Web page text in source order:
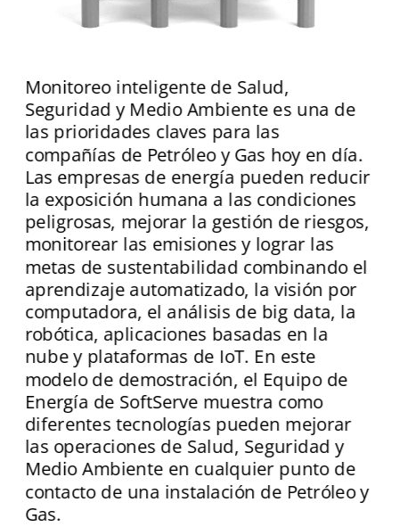
Monitoreo inteligente de Salud,
Seguridad y Medio Ambiente es una de
las prioridades claves para las
compañías de Petróleo y Gas hoy en día.
Las empresas de energía pueden reducir
la exposición humana a las condiciones
peligrosas, mejorar la gestión de riesgos,
monitorear las emisiones y lograr las
metas de sustentabilidad combinando el
aprendizaje automatizado, la visión por
computadora, el análisis de big data, la
robótica, aplicaciones basadas en la
nube y plataformas de IoT. En este
modelo de demostración, el Equipo de
Energía de SoftServe muestra como
diferentes tecnologías pueden mejorar
las operaciones de Salud, Seguridad y
Medio Ambiente en cualquier punto de
contacto de una instalación de Petróleo y
Gas.